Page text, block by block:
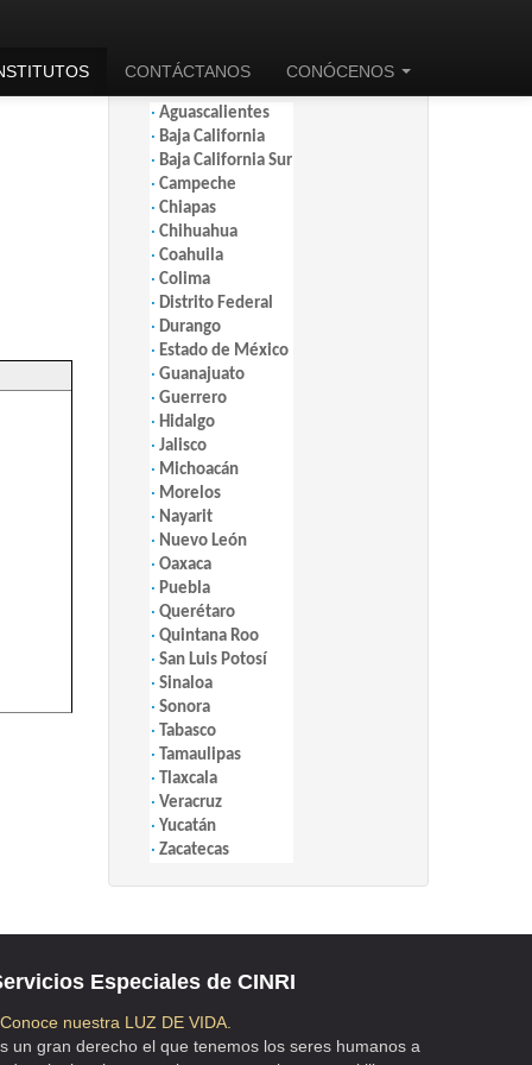
CONTÁCTANOS CONÓCENOS
· Aguascalientes
· Baja California
· Baja California Sur
· Campeche
· Chiapas
· Chihuahua
· Coahuila
· Colima
· Distrito Federal
· Durango
· Estado de México
· Guanajuato
· Guerrero
· Hidalgo
· Jalisco
· Michoacán
· Morelos
· Nayarit
· Nuevo León
· Oaxaca
· Puebla
· Querétaro
· Quintana Roo
· San Luis Potosí
· Sinaloa
· Sonora
· Tabasco
· Tamaulipas
· Tlaxcala
· Veracruz
· Yucatán
· Zacatecas
Especiales de CINRI
nuestra LUZ DE VIDA.
un gran derecho el que tenemos los seres humanos a